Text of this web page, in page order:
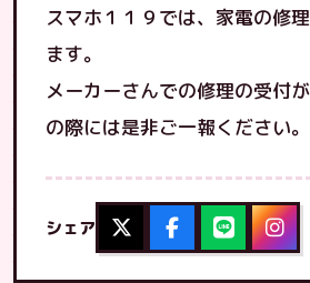
スマホ１１９では、家電の修
ます。
メーカーさんでの修理の受付
の際には是非ご一報ください。
シェア